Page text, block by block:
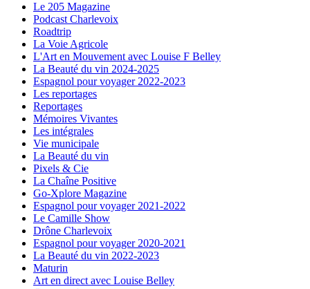
Le 205 Magazine
Podcast Charlevoix
Roadtrip
La Voie Agricole
L'Art en Mouvement avec Louise F Belley
La Beauté du vin 2024-2025
Espagnol pour voyager 2022-2023
Les reportages
Reportages
Mémoires Vivantes
Les intégrales
Vie municipale
La Beauté du vin
Pixels & Cie
La Chaîne Positive
Go-Xplore Magazine
Espagnol pour voyager 2021-2022
Le Camille Show
Drône Charlevoix
Espagnol pour voyager 2020-2021
La Beauté du vin 2022-2023
Maturin
Art en direct avec Louise Belley